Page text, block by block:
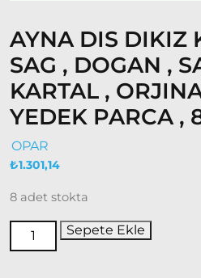
Ducato
Ducato
1997-
2001
Modeller
Ducato
2006
Ducato
AYNA DIS DIKIZ
SAG , DOGAN ,
KARTAL ,
YEDEK PARCA ,
OPAR
₺1.301,14
8 adet stokta
Sepete Ekle